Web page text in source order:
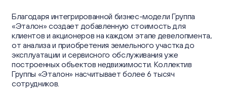
Благодаря интегрированной бизнес-модели Группа
«Эталон» создает добавленную стоимость для
клиентов и акционеров на каждом этапе девелопмента,
от анализа и приобретения земельного участка до
эксплуатации и сервисного обслуживания уже
построенных объектов недвижимости. Коллектив
Группы «Эталон» насчитывает более 6 тысяч
сотрудников.